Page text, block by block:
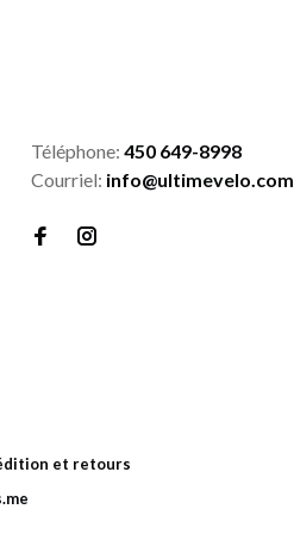
Téléphone: 450 649-8998
Courriel: info@ultimevelo.com
et retours